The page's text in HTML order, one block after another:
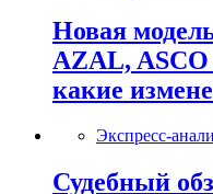
Новая
AZAL, ASCO
какие
Экспресс-
Судебный